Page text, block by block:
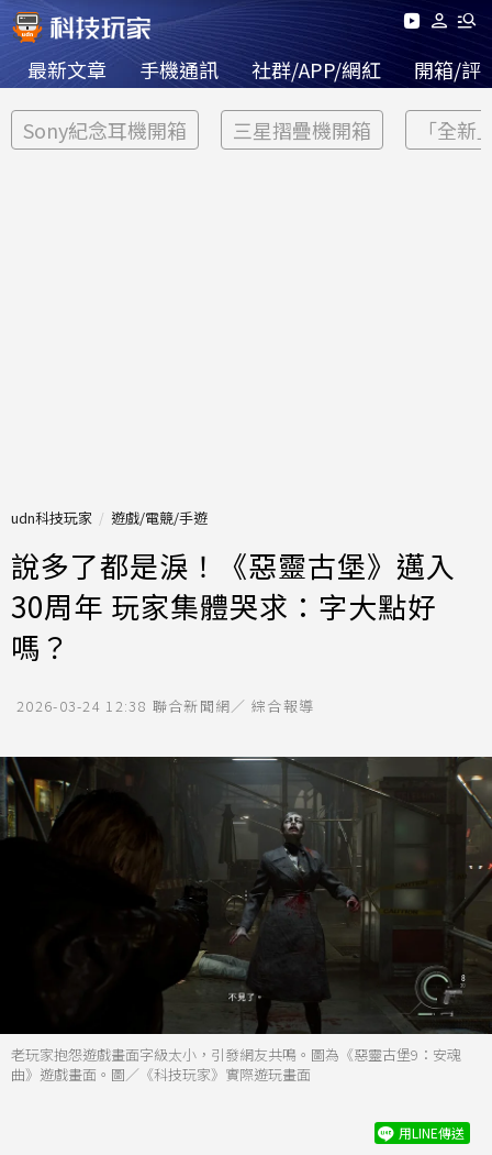
最新文章 手機通訊 社群/APP/網紅 開箱/評
Sony紀念耳機開箱 三星摺疊機開箱 「全新
udn科技玩家 遊戲/電競/手遊
說多了都是淚！《惡靈古堡》邁入
30周年 玩家集體哭求：字大點好
嗎？
2026-03-24 12:38 聯合新聞網／ 綜合報導
老玩家抱怨遊戲畫面字級太小，引發網友共鳴。圖為《惡靈古堡9：安魂
曲》遊戲畫面。圖／《科技玩家》實際遊玩畫面
用LINE傳送